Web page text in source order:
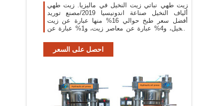
زيت طهي نباتي زيت النخيل في ماليزيا. زيت طهي
ألياف النخيل صناعة اندونيسيا 2019/مصنع توريد
أفضل سعر طبخ حوالي 16% منها عبارة عن زيت
النخيل، و4% عبارة عن معاصر زيت، و1% عبارة عن
احصل على السعر